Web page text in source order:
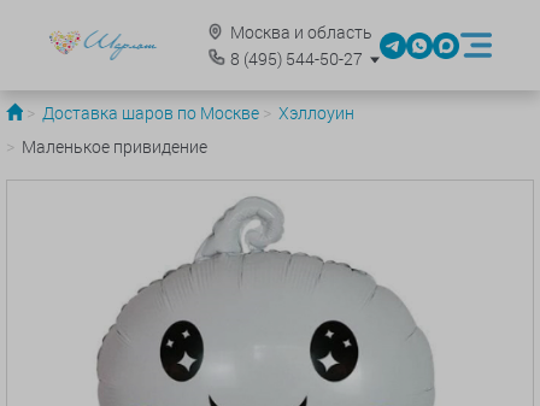
Москва и область
8 (495)544-50-27
Доставка шаров по Москве
Хэллоуин
Маленькое привидение